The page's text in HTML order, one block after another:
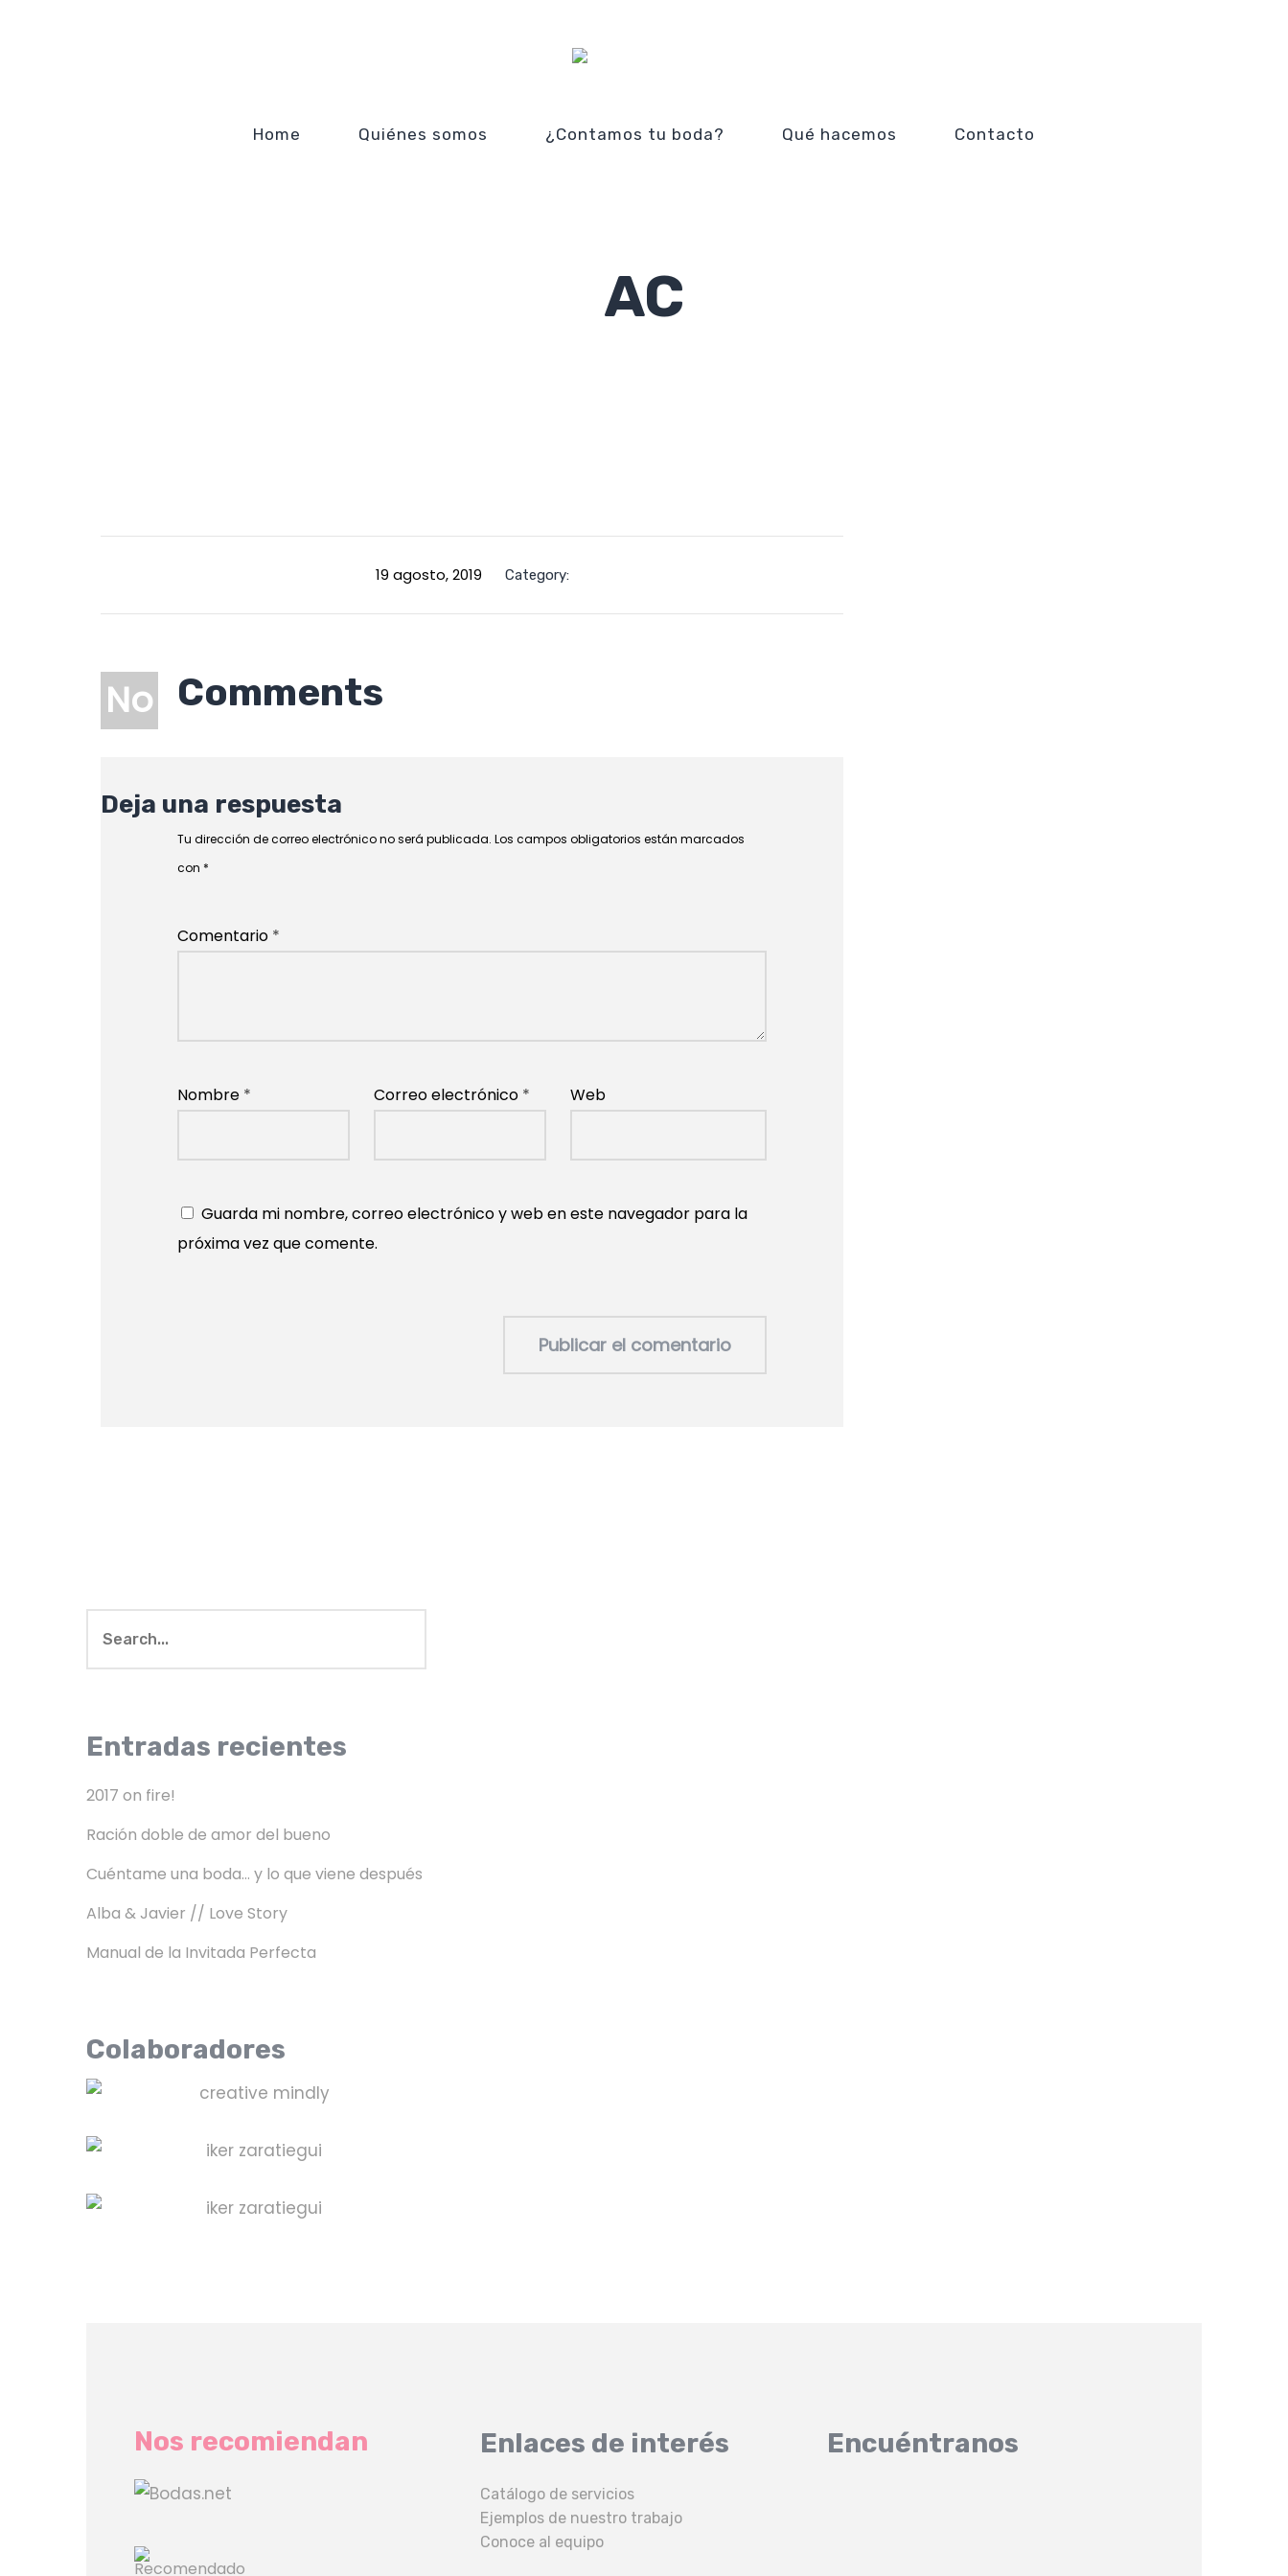
Home Quiénes somos ¿Contamos tu boda? Qué hacemos Contacto
AC
19 agosto, 2019 Category:
No Comments
Deja una respuesta
Tu dirección de correo electrónico no será publicada. Los campos obligatorios están marcados
con *
Comentario *
Nombre * Correo electrónico * Web
Guarda mi nombre, correo electrónico y web en este navegador para la
próxima vez que comente.
Entradas recientes
2017 on fire!
Ración doble de amor del bueno
Cuéntame una boda… y lo que viene después
Alba & Javier // Love Story
Manual de la Invitada Perfecta
Colaboradores
Nos recomiendan Enlaces de interés
Catálogo de servicios
Ejemplos de nuestro trabajo
Conoce al equipo
Encuéntranos